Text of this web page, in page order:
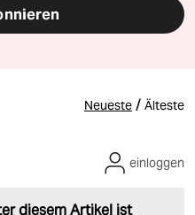
Neueste / Älteste
diesem Artikel ist
einloggen